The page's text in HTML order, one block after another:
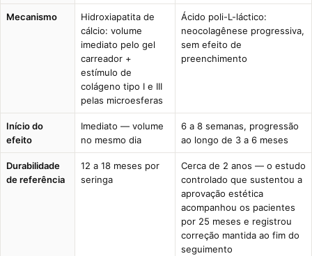
Mecanismo
Hidroxiapatita de
cálcio: volume
imediato pelo gel
carreador +
estímulo de
colágeno tipo I e III
pelas microesferas
Ácido poli-L-láctico:
neocolagênese progressiva,
sem efeito de
preenchimento
Início do
efeito
Imediato — volume
no mesmo dia
6 a 8 semanas, progressão
ao longo de 3 a 6 meses
Durabilidade
de referência
12 a 18 meses por
seringa
Cerca de 2 anos — o estudo
controlado que sustentou a
aprovação estética
acompanhou os pacientes
por 25 meses e registrou
correção mantida ao fim do
seguimento